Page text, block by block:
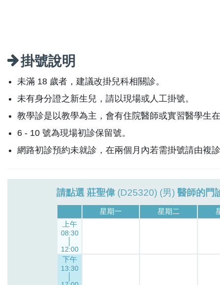
掛號說明
未滿 18 歲者，建議改掛兒科相關診。
未有身分證之新生兒，請以現場或人工掛號。
教學診是以教學為主，會有住院醫師或實習醫學生
6 - 10 號為現場初診保留號。
網路初診預約未就診，在兩個月內若需掛號請由複